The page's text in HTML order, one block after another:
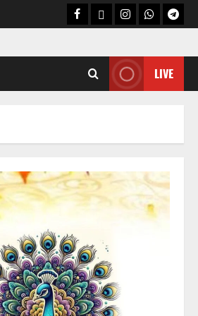
LIVE
കൃഷ്ണ നാമജപവും കൃഷ്ണ
ജ്ഞാനവും
06/08/2026
Announcement / Upcoming Festivals
ഏകാദശി
05/08/2026 0